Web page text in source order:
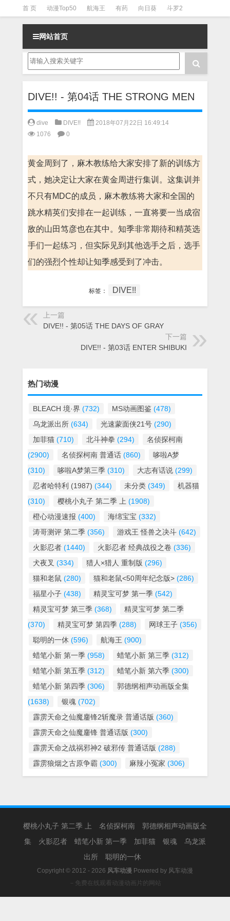
首 页 动漫Top50 航海王 有药 向日葵 斗罗2
斗罗3 火影 一拳超人 柯南 阴阳师 节目清单
网站首页
DIVE!! - 第04话 THE STRONG MEN
dive DIVE!!
2018年07月22日 16:49:14
1076
0
黄金周到了，麻木教练给大家安排了新的训练方
式，她决定让大家在黄金周进行集训。这集训并
不只有MDC的成员，麻木教练将大家和全国的
跳水精英们安排在一起训练，一直将要一当成宿
敌的山田笃彦也在其中。知季非常期待和精英选
手们一起练习，但实际见到其他选手之后，选手
们的强烈个性却让知季感受到了冲击。
标签： DIVE!!
上一篇
DIVE!! - 第05话 THE DAYS OF GRAY
下一篇
DIVE!! - 第03话 ENTER SHIBUKI
热门动漫
BLEACH 境·界 (732) MS动画图鉴 (478)
乌龙派出所 (634) 光速蒙面侠21号 (290)
加菲猫 (710) 北斗神拳 (294)
名侦探柯南
(2900)
名侦探柯南 普通话 (860)
哆啦A梦
(310)
哆啦A梦第三季 (310) 大志有话说 (299)
忍者哈特利 (1987) (344) 未分类 (349)
机器猫
(310)
樱桃小丸子 第二季 上 (1908)
橙心动漫速报 (400) 海绵宝宝 (332)
涛哥测评 第二季 (356) 游戏王 怪兽之决斗 (642)
火影忍者 (1440) 火影忍者 经典战役之卷 (336)
犬夜叉 (334) 猎人×猎人 重制版 (296)
猫和老鼠 (280) 猫和老鼠<50周年纪念版> (286)
福星小子 (438) 精灵宝可梦 第一季 (542)
精灵宝可梦 第三季 (368)
精灵宝可梦 第二季
(370)
精灵宝可梦 第四季 (288) 网球王子 (356)
聪明的一休 (596) 航海王 (900)
蜡笔小新 第一季 (958) 蜡笔小新 第三季 (312)
蜡笔小新 第五季 (312) 蜡笔小新 第六季 (300)
蜡笔小新 第四季 (306)
郭德纲相声动画版全集
(1638)
银魂 (702)
霹雳天命之仙魔鏖锋2斩魔录 普通话版 (360)
霹雳天命之仙魔鏖锋 普通话版 (300)
霹雳天命之战祸邪神2 破邪传 普通话版 (288)
霹雳狼烟之古原争霸 (300) 麻辣小冤家 (306)
樱桃小丸子 第二季 上 名侦探柯南
郭德纲相声动画版全
集
火影忍者 蜡笔小新 第一季 加菲猫 银魂
乌龙派
出所
聪明的一休
Copyright © 2012 - 2026 风车动漫 Powered by 风车动漫
－免费在线观看动漫动画片的网站